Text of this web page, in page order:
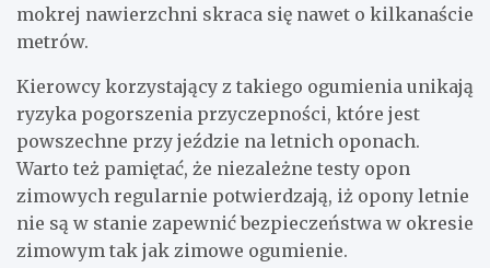
mokrej nawierzchni skraca się nawet o kilkanaście
metrów.
Kierowcy korzystający z takiego ogumienia unikają
ryzyka pogorszenia przyczepności, które jest
powszechne przy jeździe na letnich oponach.
Warto też pamiętać, że niezależne testy opon
zimowych regularnie potwierdzają, iż opony letnie
nie są w stanie zapewnić bezpieczeństwa w okresie
zimowym tak jak zimowe ogumienie.